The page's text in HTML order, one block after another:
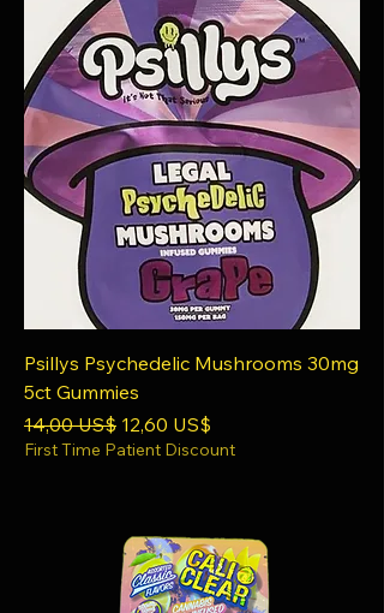
Psillys Psychedelic Mushrooms 30mg
5ct Gummies
Precio
14,00 US$ Precio de oferta
12,60 US$
First Time Patient Discount